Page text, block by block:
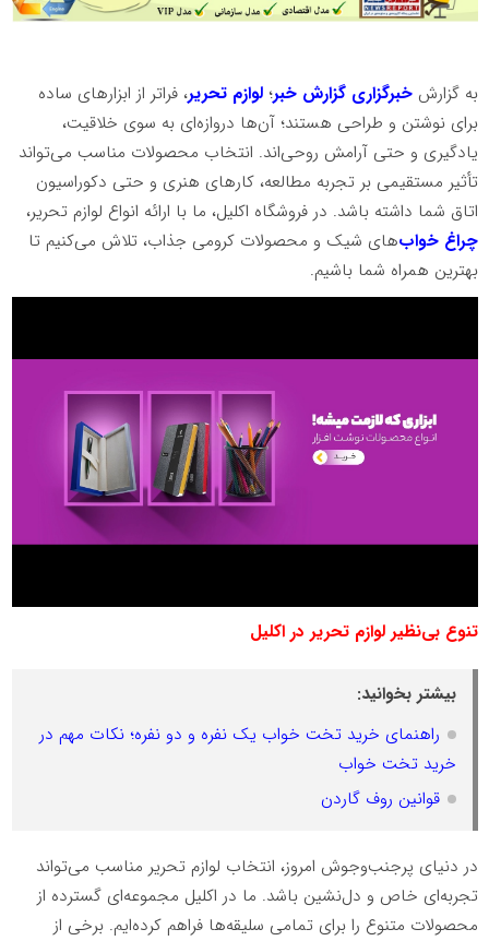
به گزارشخبرگزاری گزارش خبر؛ لوازم تحریر، فراتر از ابزارهای ساده
برای نوشتن و طراحی هستند؛ آن‌ها دروازه‌ای به سوی خلاقیت،
یادگیری و حتی آرامش روحی‌اند. انتخاب محصولات مناسب می‌تواند
تأثیر مستقیمی بر تجربه مطالعه، کارهای هنری و حتی دکوراسیون
اتاق شما داشته باشد. در فروشگاه اکلیل، ما با ارائه انواع لوازم تحریر،
چراغ خواب‌های شیک و محصولات کرومی جذاب، تلاش می‌کنیم تا
بهترین همراه شما باشیم.
تنوع بی‌نظیر لوازم تحریر در اکلیل
بیشتر بخوانید:
راهنمای خرید تخت خواب یک نفره و دو نفره؛ نکات مهم در
خرید تخت خواب
قوانین روف گاردن
در دنیای پرجنب‌وجوش امروز، انتخاب لوازم تحریر مناسب می‌تواند
تجربه‌ای خاص و دل‌نشین باشد. ما در اکلیل مجموعه‌ای گسترده از
محصولات متنوع را برای تمامی سلیقه‌ها فراهم کرده‌ایم. برخی از